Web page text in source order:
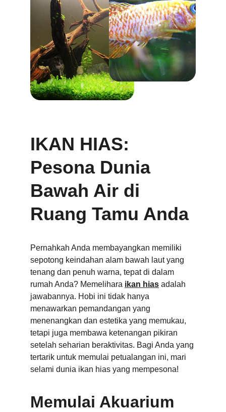
IKAN HIAS:
Pesona Dunia
Bawah Air di
Ruang Tamu Anda
Pernahkah Anda membayangkan memiliki
sepotong keindahan alam bawah laut yang
tenang dan penuh warna, tepat di dalam
rumah Anda? Memelihara ikan hias adalah
jawabannya. Hobi ini tidak hanya
menawarkan pemandangan yang
menenangkan dan estetika yang memukau,
tetapi juga membawa ketenangan pikiran
setelah seharian beraktivitas. Bagi Anda yang
tertarik untuk memulai petualangan ini, mari
selami dunia ikan hias yang mempesona!
Memulai Akuarium